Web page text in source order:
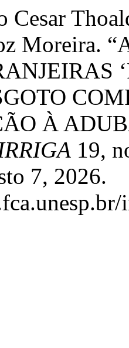
Cesar
Moreira.
À
19,
7, 2026.